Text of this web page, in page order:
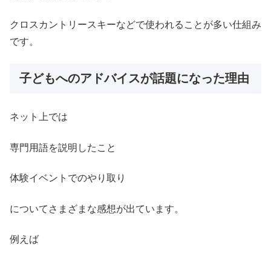
クロスカントリースキーなどで使われることが多い仕組み
です。
子どもへのアドバイスが話題になった理由
ネット上では
専門用語を説明したこと
体験イベントでのやり取り
についてさまざまな感想が出ています。
例えば